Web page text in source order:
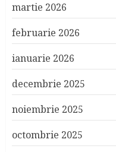
martie 2026
februarie 2026
ianuarie 2026
decembrie 2025
noiembrie 2025
octombrie 2025